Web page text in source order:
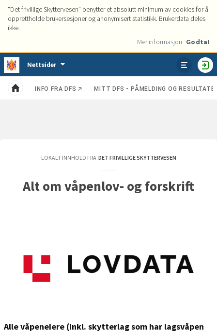
"Det frivillige Skyttervesen" benytter et absolutt minimum av cookies for å
opprettholde brukersesjoner og anonymisert statistikk. Brukerdata deles
ikke.
Mer informasjon Godta!
Tjenester
Nettsider
VIS
ENHETER
Kategorier
Hjem INFO FRA DFS MITT DFS - PÅMELDING OG
LOKALT INNHOLD FRA DET FRIVILLIGE SKYTTERVESEN
Alt om våpenlov- og forskrift
Alle våpeneiere (inkl. skytterlag som har lagsvåpen